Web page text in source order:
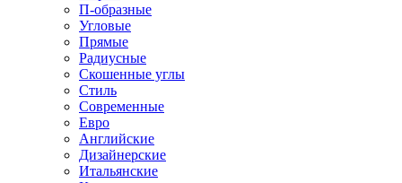
П-образные
Угловые
Прямые
Радиусные
Скошенные углы
Стиль
Современные
Евро
Английские
Дизайнерские
Итальянские